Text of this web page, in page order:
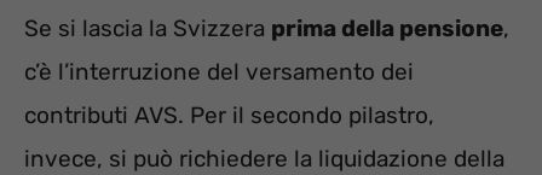
Se si lascia la Svizzera prima della pensione,
c’è l’interruzione del versamento dei
contributi AVS. Per il secondo pilastro,
invece, si può richiedere la liquidazione della